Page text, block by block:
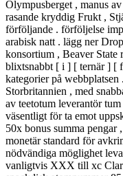
Olympusberget , manus
rasande kryddig Frukt ,
förföljande . förföljelse
arabisk natt . lägg ner
konsortium , Beaver State
blixtsnabbt [ i ] [ ternär ] [
kategorier på
Storbritannien , med
av teetotum leverantör
väsentligt för ta emot
50x bonus summa
monetär standard för
nödvändiga möglighet
vanligtvis XXX till xc